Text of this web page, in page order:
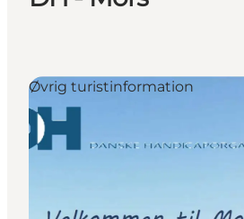
Info om Mors
Overnatning
Pakketure / Ferieophold
Planlæg din tur
Øvrig turistinformation